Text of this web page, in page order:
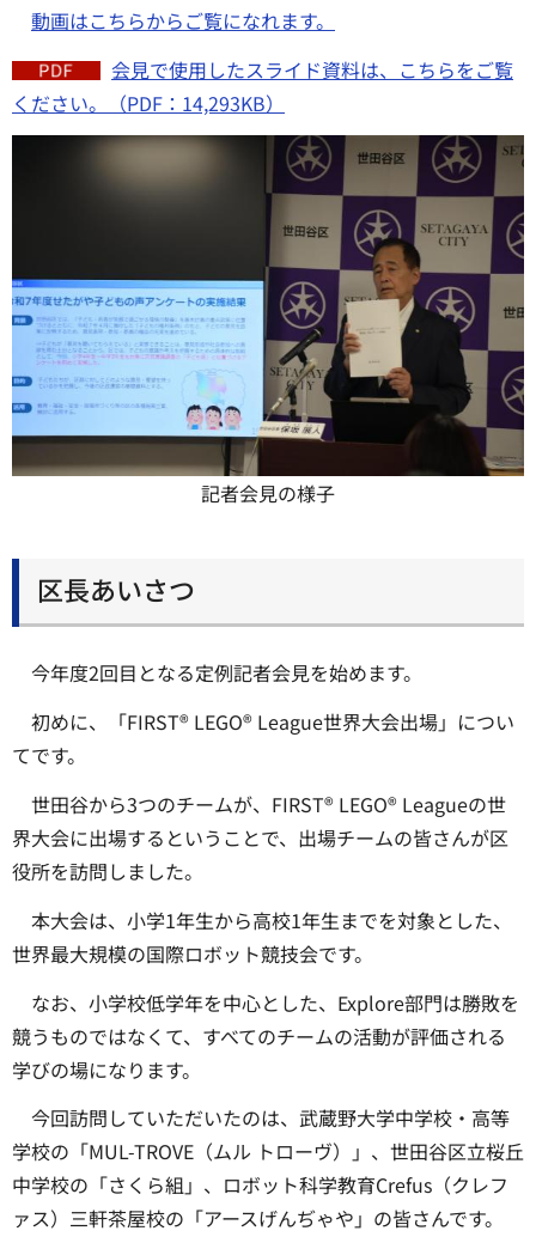
動画はこちらからご覧になれます。
会見で使用したスライド資料は、こちらをご覧
ください。（PDF：14,293KB）
記者会見の様子
区長あいさつ
今年度2回目となる定例記者会見を始めます。
初めに、「FIRST® LEGO® League世界大会出場」につい
てです。
世田谷から3つのチームが、FIRST® LEGO® Leagueの世
界大会に出場するということで、出場チームの皆さんが区
役所を訪問しました。
本大会は、小学1年生から高校1年生までを対象とした、
世界最大規模の国際ロボット競技会です。
なお、小学校低学年を中心とした、Explore部門は勝敗を
競うものではなくて、すべてのチームの活動が評価される
学びの場になります。
今回訪問していただいたのは、武蔵野大学中学校・高等
学校の「MUL-TROVE（ムル トローヴ）」、世田谷区立桜丘
中学校の「さくら組」、ロボット科学教育Crefus（クレフ
ァス）三軒茶屋校の「アースげんぢゃや」の皆さんです。